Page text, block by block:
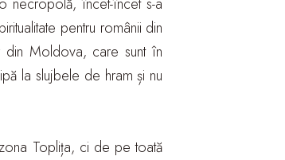
pentru românii din
din Moldova, care sunt în
la slujbele de hram și nu
Toplița, ci de pe toată